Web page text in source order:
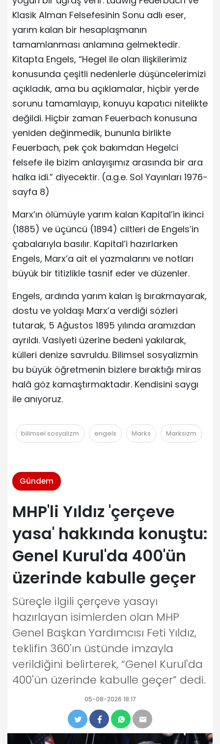
Klasik Alman Felsefesinin Sonu adlı eser,
yarım kalan bir hesaplaşmanın
tamamlanması anlamına gelmektedir.
Kitapta Engels, “Hegel ile olan ilişkilerimiz
konusunda çeşitli nedenlerle düşüncelerimizi
açıkladık, ama bu açıklamalar, hiçbir yerde
sorunu tamamlayıp, konuyu kapatıcı nitelikte
değildi. Hiçbir zaman Feuerbach konusuna
yeniden değinmedik, bununla birlikte
Feuerbach, pek çok bakımdan Hegelci
felsefe ile bizim anlayışımız arasında bir ara
halka idi.” diyecektir. (a.g.e. Sol Yayınları 1976-
sayfa 8)
Marx’ın ölümüyle yarım kalan Kapital’in ikinci
(1885) ve üçüncü (1894) ciltleri de Engels’in
çabalarıyla basılır. Kapital’i hazırlarken
Engels, Marx’a ait el yazmalarını ve notları
büyük bir titizlikle tasnif eder ve düzenler.
Engels, ardında yarım kalan iş bırakmayarak,
dostu ve yoldaşı Marx’a verdiği sözleri
tutarak, 5 Ağustos 1895 yılında aramızdan
ayrıldı. Vasiyeti üzerine bedeni yakılarak,
külleri denize savruldu. Bilimsel sosyalizmin
bu büyük öğretmenin bizlere bıraktığı miras
halâ göz kamaştırmaktadır. Kendisini saygı
ile anıyoruz.
bilimsel sosyalizm engels Marks Marksizm
Gündem
MHP'li Yıldız 'çerçeve
yasa' hakkında konuştu:
Genel Kurul'da 400'ün
üzerinde kabulle geçer
Süreçle ilgili çerçeve yasayı
hazırlayan isimlerden olan MHP
Genel Başkan Yardımcısı Feti Yıldız,
teklifin 360'ın üstünde imzayla
verildiğini belirterek, “Genel Kurul'da
400'ün üzerinde kabulle geçer” dedi.
05-08-2026 18:17